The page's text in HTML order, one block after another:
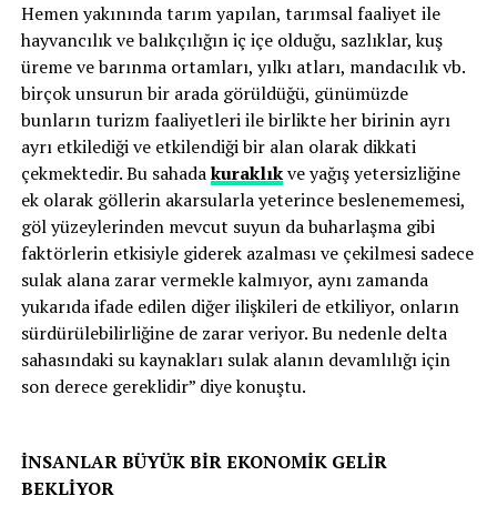
Hemen yakınında tarım yapılan, tarımsal faaliyet ile
hayvancılık ve balıkçılığın iç içe olduğu, sazlıklar, kuş
üreme ve barınma ortamları, yılkı atları, mandacılık vb.
birçok unsurun bir arada görüldüğü, günümüzde
bunların turizm faaliyetleri ile birlikte her birinin ayrı
ayrı etkilediği ve etkilendiği bir alan olarak dikkati
çekmektedir. Bu sahadakuraklıkve yağış yetersizliğine
ek olarak göllerin akarsularla yeterince beslenememesi,
göl yüzeylerinden mevcut suyun da buharlaşma gibi
faktörlerin etkisiyle giderek azalması ve çekilmesi sadece
sulak alana zarar vermekle kalmıyor, aynı zamanda
yukarıda ifade edilen diğer ilişkileri de etkiliyor, onların
sürdürülebilirliğine de zarar veriyor. Bu nedenle delta
sahasındaki su kaynakları sulak alanın devamlılığı için
son derece gereklidir” diye konuştu.
İNSANLAR BÜYÜK BİR EKONOMİK GELİR
BEKLİYOR